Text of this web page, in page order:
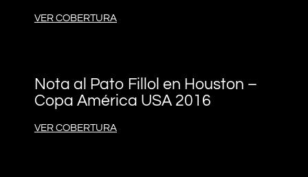
VER COBERTURA
Nota al Pato Fillol en Houston –
Copa América USA 2016
VER COBERTURA